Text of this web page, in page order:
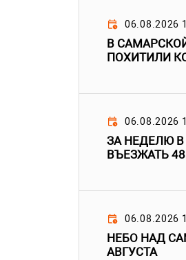
06.08.2026
В
ПОХИТИЛИ
06.08.2026
ЗА НЕДЕЛЮ
ВЪЕЗЖАТЬ
06.08.2026
НЕБО НАД
АВГУСТА